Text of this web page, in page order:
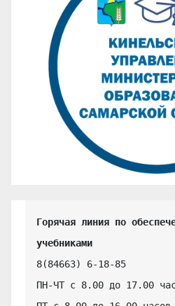
Горячая линия по
учебниками
8(84663) 6-18-85
ПН-ЧТ с 8.00 до 17.00